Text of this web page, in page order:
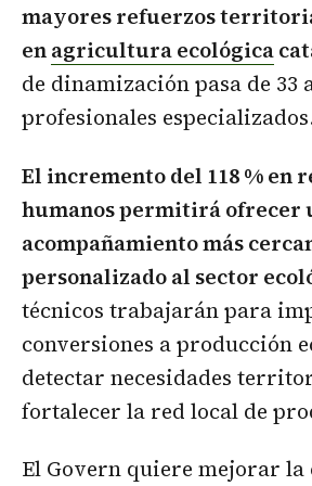
mayores refuerzos
enagricultura ecológica
de dinamización pasa de 33
profesionales
El incremento del 118 % en
humanos permitirá ofrecer
acompañamiento más
personalizado al sector
técnicos trabajarán para
conversiones a producción
detectar necesidades
fortalecer la red local de
El Govern quiere mejorar la